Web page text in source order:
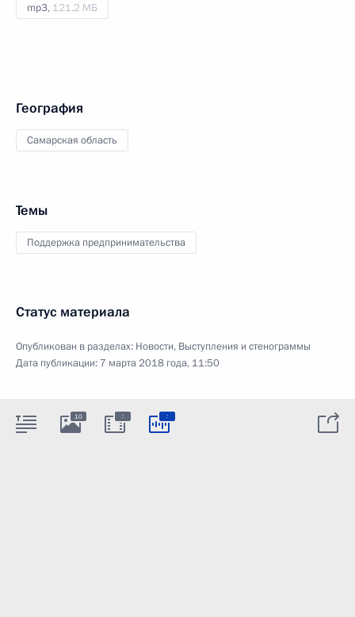
mp3, 121.2 МБ
География
Самарская область
Темы
Поддержка предпринимательства
Статус материала
Опубликован в разделах: Новости, Выступления и стенограммы
Дата публикации: 7 марта 2018 года, 11:50
10 : :